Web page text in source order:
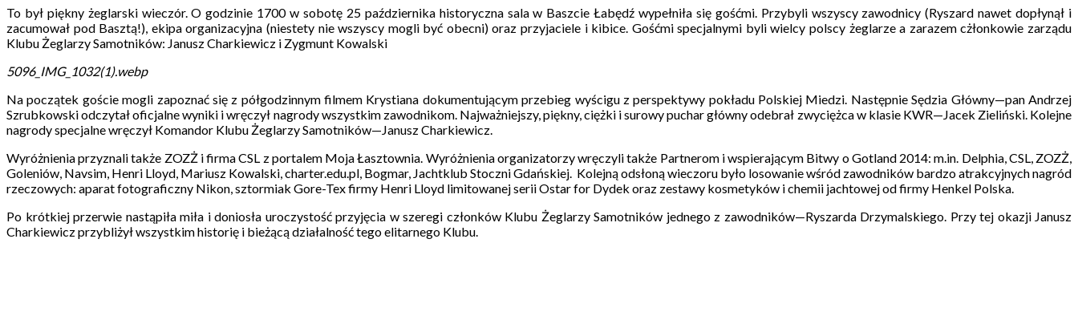
To był piękny żeglarski wieczór. O godzinie 1700 w sobotę 25 października historyczna sala w Baszcie Łabędź wypełniła się gośćmi. Przybyli wszyscy zawodnicy (Ryszard nawet dopłynął i
zacumował pod Basztą!), ekipa organizacyjna (niestety nie wszyscy mogli być obecni) oraz przyjaciele i kibice. Gośćmi specjalnymi byli wielcy polscy żeglarze a zarazem cżłonkowie zarządu
Klubu Żeglarzy Samotników: Janusz Charkiewicz i Zygmunt Kowalski
5096_IMG_1032(1).webp
Na początek goście mogli zapoznać się z półgodzinnym filmem Krystiana dokumentującym przebieg wyścigu z perspektywy pokładu Polskiej Miedzi. Następnie Sędzia Główny—pan Andrzej
Szrubkowski odczytał oficjalne wyniki i wręczył nagrody wszystkim zawodnikom. Najważniejszy, piękny, ciężki i surowy puchar główny odebrał zwyciężca w klasie KWR—Jacek Zieliński. Kolejne
nagrody specjalne wręczył Komandor Klubu Żeglarzy Samotników—Janusz Charkiewicz.
Wyróżnienia przyznali także ZOZŻ i firma CSL z portalem Moja Łasztownia. Wyróżnienia organizatorzy wręczyli także Partnerom i wspierającym Bitwy o Gotland 2014: m.in. Delphia, CSL, ZOZŻ,
Goleniów, Navsim, Henri Lloyd, Mariusz Kowalski, charter.edu.pl, Bogmar, Jachtklub Stoczni Gdańskiej. Kolejną odsłoną wieczoru było losowanie wśród zawodników bardzo atrakcyjnych nagród
rzeczowych: aparat fotograficzny Nikon, sztormiak Gore-Tex firmy Henri Lloyd limitowanej serii Ostar for Dydek oraz zestawy kosmetyków i chemii jachtowej od firmy Henkel Polska.
Po krótkiej przerwie nastąpiła miła i doniosła uroczystość przyjęcia w szeregi członków Klubu Żeglarzy Samotników jednego z zawodników—Ryszarda Drzymalskiego. Przy tej okazji Janusz
Charkiewicz przybliżył wszystkim historię i bieżącą działalność tego elitarnego Klubu.